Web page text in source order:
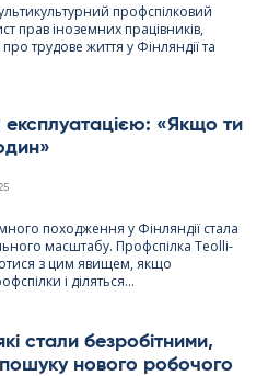
профспілковий
прав іноземних працівників,
трудове життя у Фінляндії та
«Якщо ти
походження у Фінляндії стала
масштабу. Профспілка Teol­li­
з цим явищем, якщо
і діляться...
стали безробітними,
нового робочого